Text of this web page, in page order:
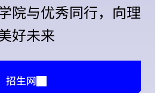
院与优秀同行，向理
好未来
招生网